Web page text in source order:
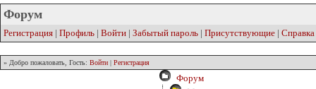
Форум
Регистрация | Профиль | Войти | Забытый пароль | Присутствующие | Справка
» Добро пожаловать, Гость: Войти | Регистрация
Форум